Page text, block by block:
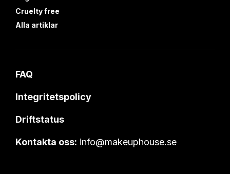
Cruelty free
Alla artiklar
FAQ
Integritetspolicy
Driftstatus
Kontakta oss: info@makeuphouse.se